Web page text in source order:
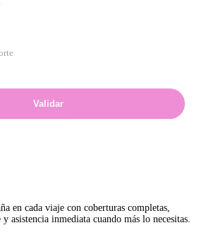
Validar
en cada viaje con coberturas completas,
asistencia inmediata cuando más lo necesitas.